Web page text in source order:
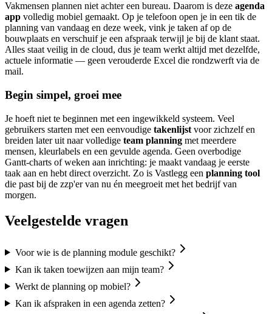
Vakmensen plannen niet achter een bureau. Daarom is deze agenda
app volledig mobiel gemaakt. Op je telefoon open je in een tik de
planning van vandaag en deze week, vink je taken af op de
bouwplaats en verschuif je een afspraak terwijl je bij de klant staat.
Alles staat veilig in de cloud, dus je team werkt altijd met dezelfde,
actuele informatie — geen verouderde Excel die rondzwerft via de
mail.
Begin simpel, groei mee
Je hoeft niet te beginnen met een ingewikkeld systeem. Veel
gebruikers starten met een eenvoudige takenlijst voor zichzelf en
breiden later uit naar volledige team planning met meerdere
mensen, kleurlabels en een gevulde agenda. Geen overbodige
Gantt-charts of weken aan inrichting: je maakt vandaag je eerste
taak aan en hebt direct overzicht. Zo is Vastlegg een planning tool
die past bij de zzp'er van nu én meegroeit met het bedrijf van
morgen.
Veelgestelde vragen
Voor wie is de planning module geschikt?
Kan ik taken toewijzen aan mijn team?
Werkt de planning op mobiel?
Kan ik afspraken in een agenda zetten?